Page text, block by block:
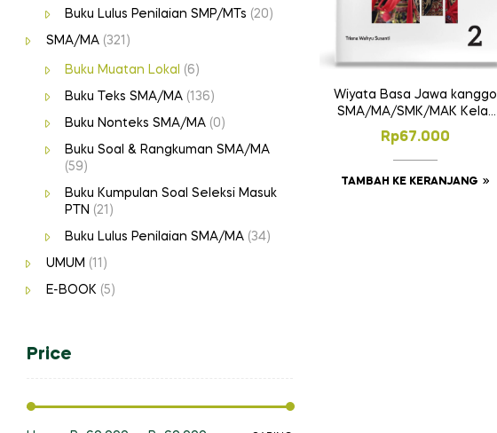
Wiyata Basa Jawa kanggo
SMA/MA/SMK/MAK Kelas
XI
Rp67.000
TAMBAH KE KERANJANG
Buku Lulus Penilaian SMP/MTs (20)
SMA/MA (321)
Buku Muatan Lokal (6)
Buku Teks SMA/MA (136)
Buku Nonteks SMA/MA (0)
Buku Soal & Rangkuman SMA/MA
(59)
Buku Kumpulan Soal Seleksi Masuk
PTN (21)
Buku Lulus Penilaian SMA/MA (34)
UMUM (11)
E-BOOK (5)
Price